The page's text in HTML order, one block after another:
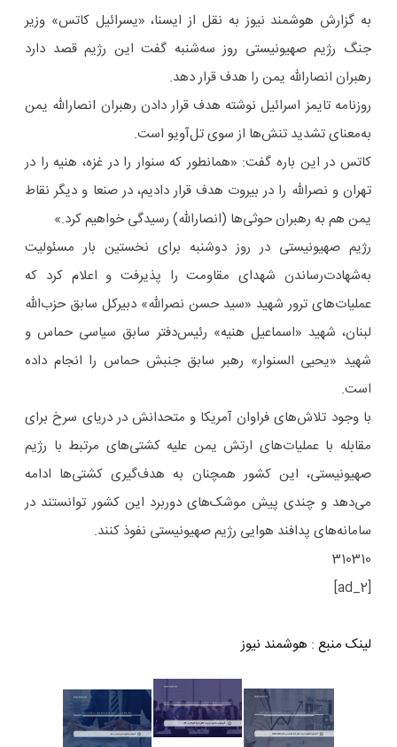
به گزارش هوشمند نیوز به نقل از ایسنا، «یسرائیل کاتس» وزیر
جنگ رژیم صهیونیستی روز سه‌شنبه گفت این رژیم قصد دارد
رهبران انصارالله یمن را هدف قرار دهد.
روزنامه تایمز اسرائیل نوشته هدف قرار دادن رهبران انصارالله یمن
به‌معنای تشدید تنش‌ها از سوی تل‌آویو است.
کاتس در این باره گفت: «همانطور که سنوار را در غزه، هنیه را در
تهران و نصرالله را در بیروت هدف قرار دادیم، در صنعا و دیگر نقاط
یمن هم به رهبران حوثی‌ها (انصارالله) رسیدگی خواهیم کرد.»
رژیم صهیونیستی در روز دوشنبه برای نخستین بار مسئولیت
به‌شهادت‌رساندن شهدای مقاومت را پذیرفت و اعلام کرد که
عملیات‌های ترور شهید «سید حسن نصرالله» دبیرکل سابق حزب‌الله
لبنان، شهید «اسماعیل هنیه» رئیس‌دفتر سابق سیاسی حماس و
شهید «یحیی السنوار» رهبر سابق جنبش حماس را انجام داده
است.
با وجود تلاش‌های فراوان آمریکا و متحدانش در دریای سرخ برای
مقابله با عملیات‌های ارتش یمن علیه کشتی‌های مرتبط با رژیم
صهیونیستی، این کشور همچنان به هدف‌گیری کشتی‌ها ادامه
می‌دهد و چندی پیش موشک‌های دوربرد این کشور توانستند در
سامانه‌های پدافند هوایی رژیم صهیونیستی نفوذ کنند.
310310
[ad_2]
لینک منبع : هوشمند نیوز